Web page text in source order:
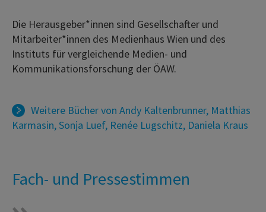
Die Herausgeber*innen sind Gesellschafter und
Mitarbeiter*innen des Medienhaus Wien und des
Instituts für vergleichende Medien- und
Kommunikationsforschung der ÖAW.
Weitere Bücher von Andy Kaltenbrunner, Matthias
Karmasin,Sonja Luef, Renée Lugschitz, Daniela Kraus
Fach- und Pressestimmen